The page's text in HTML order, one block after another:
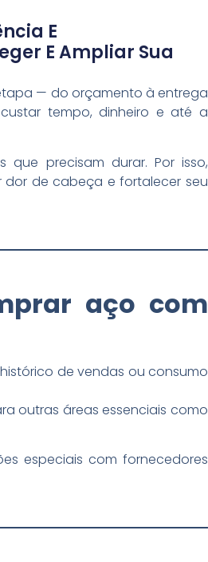
E
E Ampliar Sua
— do orçamento à entrega
tempo, dinheiro e até a
precisam durar. Por isso,
de cabeça e fortalecer seu
aço com
de vendas ou consumo
outras áreas essenciais como
especiais com fornecedores